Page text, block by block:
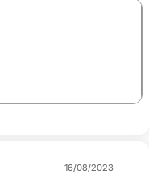
16/08/2023